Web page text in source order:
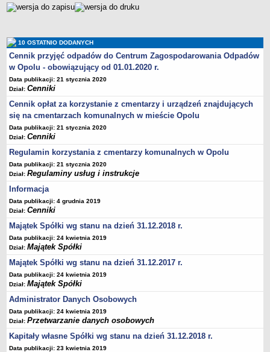
10 OSTATNIO DODANYCH
Cennik przyjęć odpadów do Centrum Zagospodarowania Odpadów
w Opolu - obowiązujący od 01.01.2020 r.
Data publikacji: 21 stycznia 2020
Dział:Cenniki
Cennik opłat za korzystanie z cmentarzy i urządzeń znajdujących
się na cmentarzach komunalnych w mieście Opolu
Data publikacji: 21 stycznia 2020
Dział:Cenniki
Regulamin korzystania z cmentarzy komunalnych w Opolu
Data publikacji: 21 stycznia 2020
Dział:Regulaminy usług i instrukcje
Informacja
Data publikacji: 4 grudnia 2019
Dział:Cenniki
Majątek Spółki wg stanu na dzień 31.12.2018 r.
Data publikacji: 24 kwietnia 2019
Dział:Majątek Spółki
Majątek Spółki wg stanu na dzień 31.12.2017 r.
Data publikacji: 24 kwietnia 2019
Dział:Majątek Spółki
Administrator Danych Osobowych
Data publikacji: 24 kwietnia 2019
Dział:Przetwarzanie danych osobowych
Kapitały własne Spółki wg stanu na dzień 31.12.2018 r.
Data publikacji: 23 kwietnia 2019